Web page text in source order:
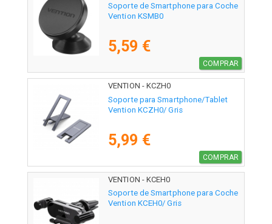
Soporte de Smartphone para Coche
Vention KSMB0
5,59 €
COMPRAR
VENTION - KCZH0
Soporte para Smartphone/Tablet
Vention KCZH0/ Gris
5,99 €
COMPRAR
VENTION - KCEH0
Soporte de Smartphone para Coche
Vention KCEH0/ Gris